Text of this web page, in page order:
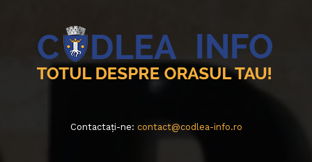
Contactați-ne: contact@codlea-info.ro